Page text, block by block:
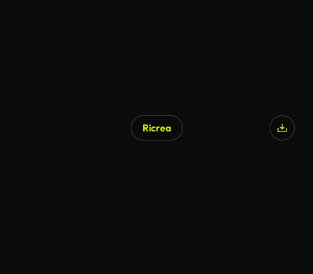
Ricrea